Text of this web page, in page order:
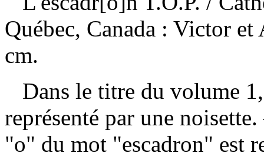
Québec, Canada : Victor
cm.
Dans le titre du volume
représenté par une
"o" du mot "escadron" est